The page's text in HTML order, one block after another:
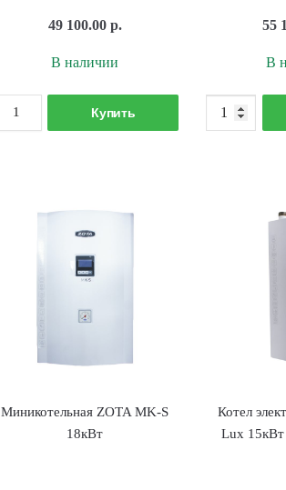
49 100.00 р.
В наличии
Количество
товара
Х
9кВт
ZL3468421009
Купить
55
В
Миникотельная ZOTA MK-S
18кВт
Котел
Lux